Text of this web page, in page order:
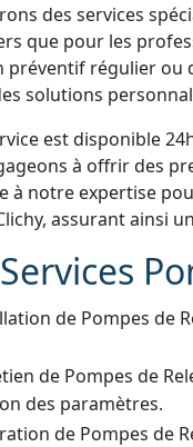
des services
que pour les
préventif régulier ou
solutions
est disponible
à offrir des
à notre expertise
assurant ainsi
de Pompes de
de Pompes de
des paramètres.
de Pompes de